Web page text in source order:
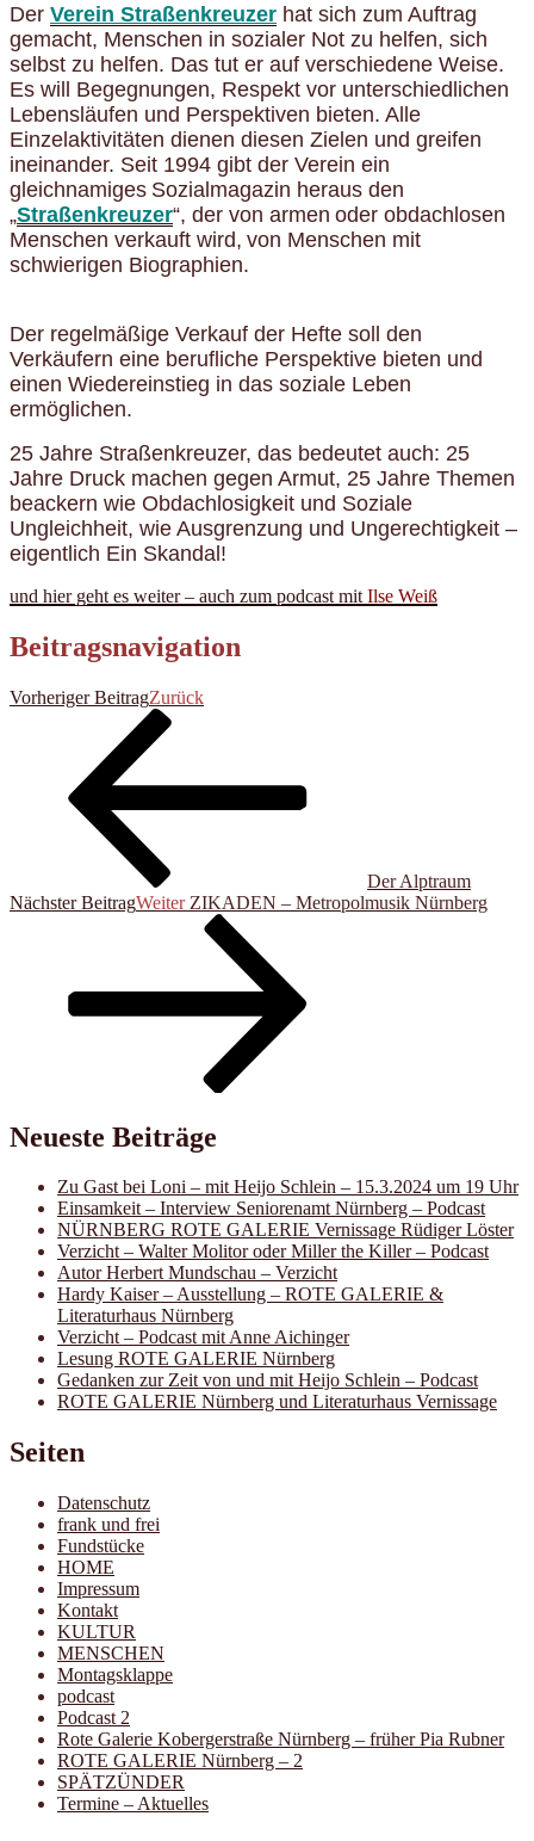
Der Verein Straßenkreuzer hat sich zum Auftrag
gemacht, Menschen in sozialer Not zu helfen, sich
selbst zu helfen. Das tut er auf verschiedene Weise.
Es will Begegnungen, Respekt vor unterschiedlichen
Lebensläufen und Perspektiven bieten. Alle
Einzelaktivitäten dienen diesen Zielen und greifen
ineinander. Seit 1994 gibt der Verein ein
gleichnamiges Sozialmagazin heraus den
„Straßenkreuzer“, der von armen oder obdachlosen
Menschen verkauft wird, von Menschen mit
schwierigen Biographien.
Der regelmäßige Verkauf der Hefte soll den
Verkäufern eine berufliche Perspektive bieten und
einen Wiedereinstieg in das soziale Leben
ermöglichen.
25 Jahre Straßenkreuzer, das bedeutet auch: 25
Jahre Druck machen gegen Armut, 25 Jahre Themen
beackern wie Obdachlosigkeit und Soziale
Ungleichheit, wie Ausgrenzung und Ungerechtigkeit –
eigentlich Ein Skandal!
und hier geht es weiter – auch zum podcast mit Ilse Weiß
Beitragsnavigation
Vorheriger BeitragZurück
Der Alptraum
Nächster BeitragWeiter ZIKADEN – Metropolmusik Nürnberg
Neueste Beiträge
Zu Gast bei Loni – mit Heijo Schlein – 15.3.2024 um 19 Uhr
Einsamkeit – Interview Seniorenamt Nürnberg – Podcast
NÜRNBERG ROTE GALERIE Vernissage Rüdiger Löster
Verzicht – Walter Molitor oder Miller the Killer – Podcast
Autor Herbert Mundschau – Verzicht
Hardy Kaiser – Ausstellung – ROTE GALERIE &
Literaturhaus Nürnberg
Verzicht – Podcast mit Anne Aichinger
Lesung ROTE GALERIE Nürnberg
Gedanken zur Zeit von und mit Heijo Schlein – Podcast
ROTE GALERIE Nürnberg und Literaturhaus Vernissage
Seiten
Datenschutz
frank und frei
Fundstücke
HOME
Impressum
Kontakt
KULTUR
MENSCHEN
Montagsklappe
podcast
Podcast 2
Rote Galerie Kobergerstraße Nürnberg – früher Pia Rubner
ROTE GALERIE Nürnberg – 2
SPÄTZÜNDER
Termine – Aktuelles